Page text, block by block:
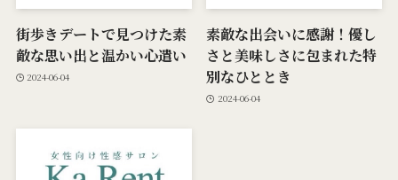
街歩きデートで見つけた素
敵な思い出と温かい心遣い
2024-06-04
素敵な出会いに感謝！優し
さと美味しさに包まれた特
別なひととき
2024-06-04